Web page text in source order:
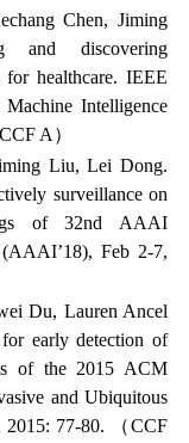
Chen, Jiming
and discovering
for healthcare. IEEE
Machine Intelligence
A）
Liu, Lei Dong.
surveillance on
of 32nd AAAI
(AAAI’18), Feb 2-7,
Du, Lauren Ancel
early detection of
of the 2015 ACM
and Ubiquitous
2015: 77-80. （CCF